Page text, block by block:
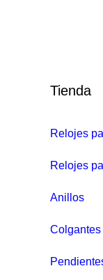
Tienda
Relojes
Relojes
Anillos